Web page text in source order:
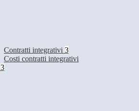
Contratti integrativi 3
Costi contratti integrativi
3